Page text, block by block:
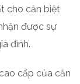
cho căn biệt
được sự
đình.
cấp của căn